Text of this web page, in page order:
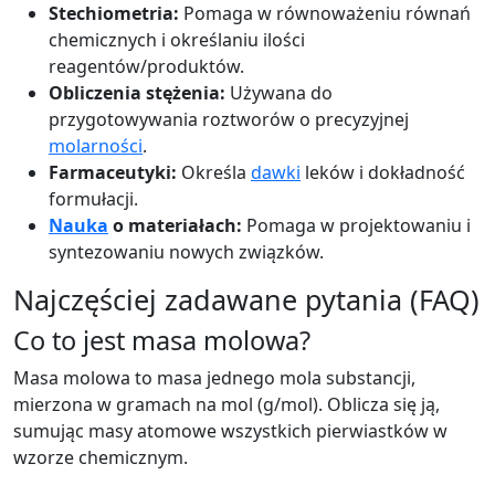
Stechiometria: Pomaga w równoważeniu równań
chemicznych i określaniu ilości
reagentów/produktów.
Obliczenia stężenia: Używana do
przygotowywania roztworów o precyzyjnej
molarności.
Farmaceutyki: Określa dawki leków i dokładność
formułacji.
Nauka o materiałach: Pomaga w projektowaniu i
syntezowaniu nowych związków.
Najczęściej zadawane pytania (FAQ)
Co to jest masa molowa?
Masa molowa to masa jednego mola substancji,
mierzona w gramach na mol (g/mol). Oblicza się ją,
sumując masy atomowe wszystkich pierwiastków w
wzorze chemicznym.